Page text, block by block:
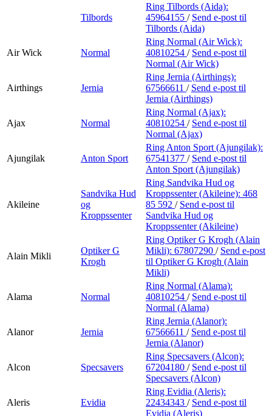
Tilbords
Ring Tilbords (Aida):
45964155 / Send e-post til
Tilbords (Aida)
Air Wick Normal
Ring Normal (Air Wick):
40810254 / Send e-post til
Normal (Air Wick)
Airthings Jernia
Ring Jernia (Airthings):
67566611 / Send e-post til
Jernia (Airthings)
Ajax Normal
Ring Normal (Ajax):
40810254 / Send e-post til
Normal (Ajax)
Ajungilak Anton Sport
Ring Anton Sport (Ajungilak):
67541377 / Send e-post til
Anton Sport (Ajungilak)
Akileine
Sandvika Hud
og
Kroppssenter
Ring Sandvika Hud og
Kroppssenter (Akileine): 468
85 592 / Send e-post til
Sandvika Hud og
Kroppssenter (Akileine)
Alain Mikli
Optiker G
Krogh
Ring Optiker G Krogh (Alain
Mikli): 67807290 / Send e-post
til Optiker G Krogh (Alain
Mikli)
Alama Normal
Ring Normal (Alama):
40810254 / Send e-post til
Normal (Alama)
Alanor Jernia
Ring Jernia (Alanor):
67566611 / Send e-post til
Jernia (Alanor)
Alcon Specsavers
Ring Specsavers (Alcon):
67204180 / Send e-post til
Specsavers (Alcon)
Aleris Evidia
Ring Evidia (Aleris):
22434343 / Send e-post til
Evidia (Aleris)